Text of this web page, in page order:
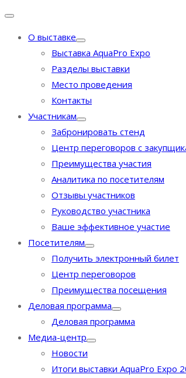
О выставке
Выставка AquaPro Expo
Разделы выставки
Место проведения
Контакты
Участникам
Забронировать стенд
Центр переговоров с
Преимущества участия
Аналитика по посетителям
Отзывы участников
Руководство участника
Ваше эффективное участие
Посетителям
Получить электронный билет
Центр переговоров
Преимущества посещения
Деловая программа
Деловая программа
Медиа-центр
Новости
Итоги выставки AquaPro Expo